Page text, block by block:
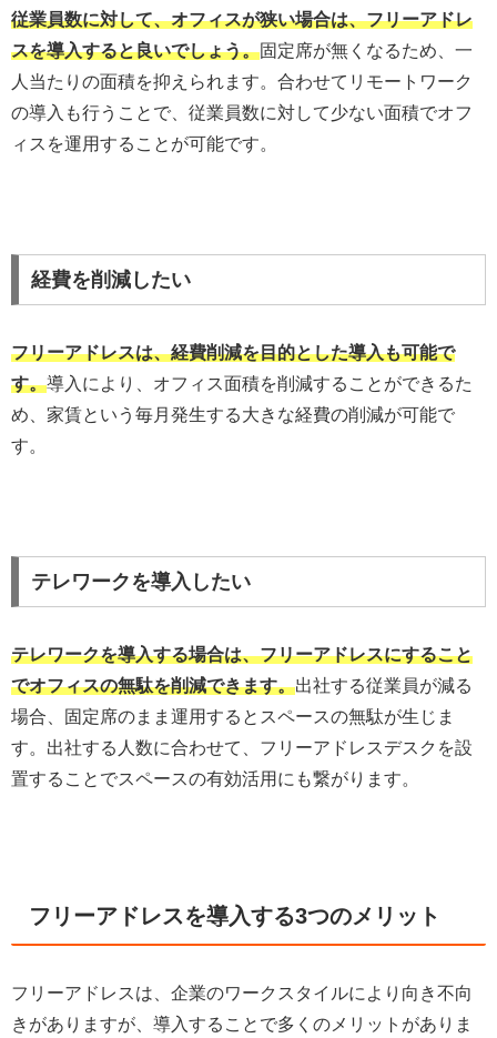
従業員数に対して、オフィスが狭い場合は、フリーアドレ
スを導入すると良いでしょう。固定席が無くなるため、一
人当たりの面積を抑えられます。合わせてリモートワーク
の導入も行うことで、従業員数に対して少ない面積でオフ
ィスを運用することが可能です。
経費を削減したい
フリーアドレスは、経費削減を目的とした導入も可能で
す。導入により、オフィス面積を削減することができるた
め、家賃という毎月発生する大きな経費の削減が可能で
す。
テレワークを導入したい
テレワークを導入する場合は、フリーアドレスにすること
でオフィスの無駄を削減できます。出社する従業員が減る
場合、固定席のまま運用するとスペースの無駄が生じま
す。出社する人数に合わせて、フリーアドレスデスクを設
置することでスペースの有効活用にも繋がります。
フリーアドレスを導入する3つのメリット
フリーアドレスは、企業のワークスタイルにより向き不向
きがありますが、導入することで多くのメリットがありま